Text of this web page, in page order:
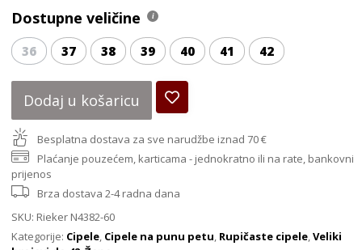
Dostupne veličine
36 37 38 39 40 41 42
Dodaj u košaricu
Besplatna dostava za sve narudžbe iznad 70 €
Plaćanje pouzećem, karticama - jednokratno ili na rate, bankovni
prijenos
Brza dostava 2-4 radna dana
SKU: Rieker N4382-60
Kategorije: Cipele, Cipele na punu petu, Rupičaste cipele,Veliki